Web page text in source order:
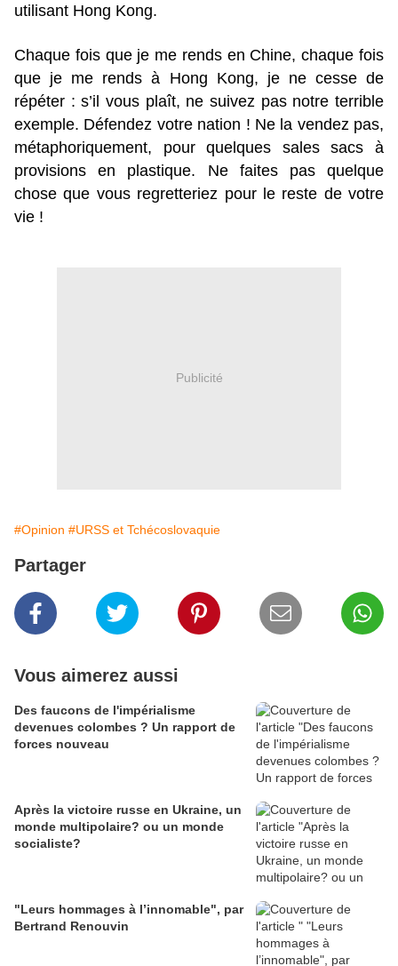
utilisant Hong Kong.
Chaque fois que je me rends en Chine, chaque fois
que je me rends à Hong Kong, je ne cesse de
répéter : s’il vous plaît, ne suivez pas notre terrible
exemple. Défendez votre nation ! Ne la vendez pas,
métaphoriquement, pour quelques sales sacs à
provisions en plastique. Ne faites pas quelque
chose que vous regretteriez pour le reste de votre
vie !
Publicité
#Opinion #URSS et Tchécoslovaquie
Partager
Vous aimerez aussi
Des faucons de l'impérialisme
devenues colombes ? Un rapport de
forces nouveau
Après la victoire russe en Ukraine, un
monde multipolaire? ou un monde
socialiste?
"Leurs hommages à l’innomable", par
Bertrand Renouvin